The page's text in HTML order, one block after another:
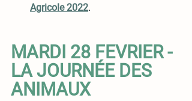
Agricole 2022.
MARDI 28 FEVRIER -
LA JOURNÉE DES
ANIMAUX